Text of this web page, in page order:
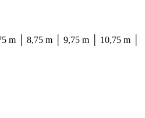
m │ 8,75 m │ 9,75 m │ 10,75 m │